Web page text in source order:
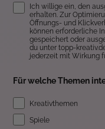
Einwilligung
Ich willige ein, den
erhalten. Zur
Öffnungs- und
können erforderliche
gespeichert oder
du unter topp-
jederzeit mit Wirkung
Für welche Themen
Kreativthemen
Spiele